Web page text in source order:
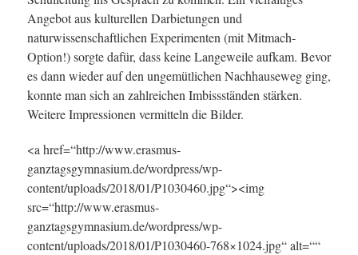
Angebot aus kulturellen Darbietungen und
naturwissenschaftlichen Experimenten (mit Mitmach-
Option!) sorgte dafür, dass keine Langeweile aufkam. Bevor
es dann wieder auf den ungemütlichen Nachhauseweg ging,
konnte man sich an zahlreichen Imbissständen stärken.
Weitere Impressionen vermitteln die Bilder.
<a href=“http://www.erasmus-
ganztagsgymnasium.de/wordpress/wp-
content/uploads/2018/01/P1030460.jpg“><img
src=“http://www.erasmus-
ganztagsgymnasium.de/wordpress/wp-
content/uploads/2018/01/P1030460-768×1024.jpg“ alt=““